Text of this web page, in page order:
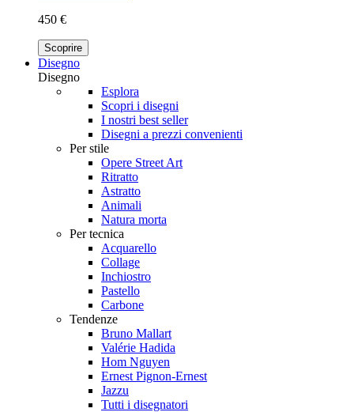
450 €
Scoprire
Disegno
Disegno
Esplora
Scopri i disegni
I nostri best seller
Disegni a prezzi convenienti
Per stile
Opere Street Art
Ritratto
Astratto
Animali
Natura morta
Per tecnica
Acquarello
Collage
Inchiostro
Pastello
Carbone
Tendenze
Bruno Mallart
Valérie Hadida
Hom Nguyen
Ernest Pignon-Ernest
Jazzu
Tutti i disegnatori